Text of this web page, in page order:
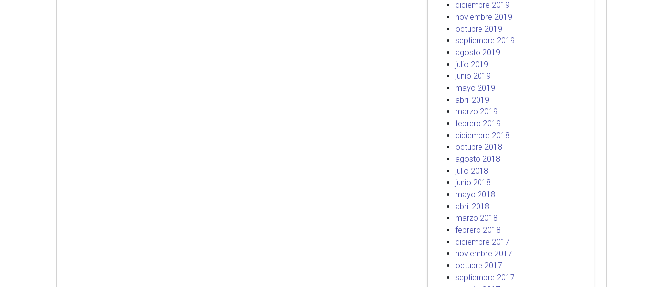
diciembre 2019
noviembre 2019
octubre 2019
septiembre 2019
agosto 2019
julio 2019
junio 2019
mayo 2019
abril 2019
marzo 2019
febrero 2019
diciembre 2018
octubre 2018
agosto 2018
julio 2018
junio 2018
mayo 2018
abril 2018
marzo 2018
febrero 2018
diciembre 2017
noviembre 2017
octubre 2017
septiembre 2017